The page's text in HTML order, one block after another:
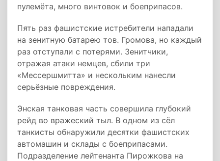
пулемёта, много винтовок и боеприпасов.
Пять раз фашистские истребители нападали
на зенитную батарею тов. Громова, но каждый
раз отступали с потерями. Зенитчики,
отражая атаки немцев, сбили три
«Мессершмитта» и нескольким нанесли
серьёзные повреждения.
Энская танковая часть совершила глубокий
рейд во вражеский тыл. В одном из сёл
танкисты обнаружили десятки фашистских
автомашин и склады с боеприпасами.
Подразделение лейтенанта Пирожкова на